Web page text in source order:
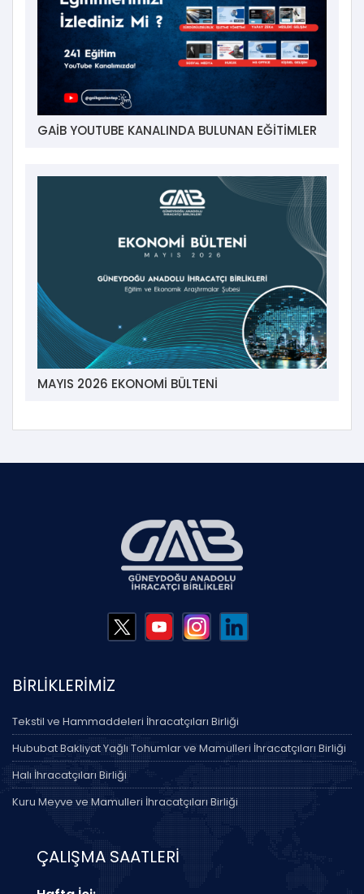
GAİB YOUTUBE KANALINDA BULUNAN EĞİTİMLER
MAYIS 2026 EKONOMİ BÜLTENİ
BİRLİKLERİMİZ
Tekstil ve Hammaddeleri İhracatçıları Birliği
Hububat Bakliyat Yağlı Tohumlar ve Mamulleri İhracatçıları Birliği
Halı İhracatçıları Birliği
Kuru Meyve ve Mamulleri İhracatçıları Birliği
ÇALIŞMA SAATLERİ